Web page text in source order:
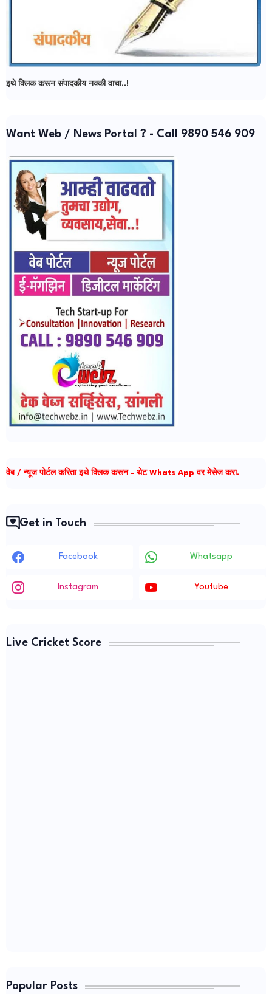
इथे क्लिक करून संपादकीय नक्की वाचा..!
Want Web / News Portal ? - Call 9890 546 909
वेब / न्यूज पोर्टल करिता इथे क्लिक करून - थेट Whats App वर मेसेज करा.
Get in Touch
Facebook Whatsapp
Instagram Youtube
Live Cricket Score
Popular Posts